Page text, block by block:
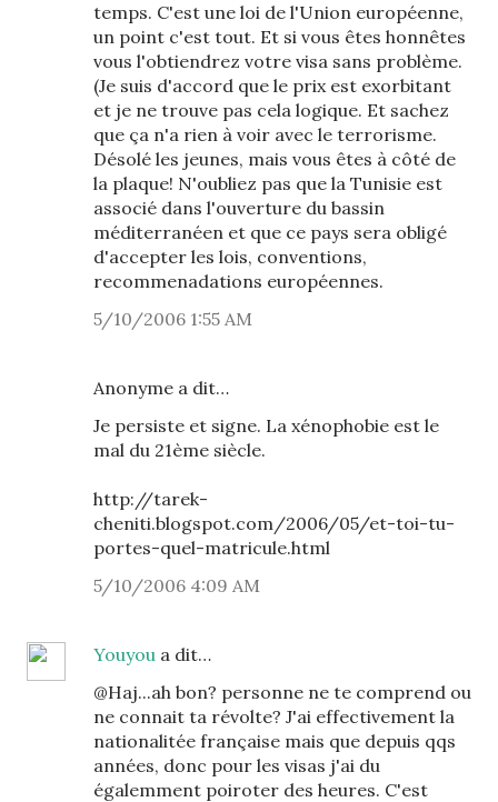
temps. C'est une loi de l'Union européenne,
un point c'est tout. Et si vous êtes honnêtes
vous l'obtiendrez votre visa sans problème.
(Je suis d'accord que le prix est exorbitant
et je ne trouve pas cela logique. Et sachez
que ça n'a rien à voir avec le terrorisme.
Désolé les jeunes, mais vous êtes à côté de
la plaque! N'oubliez pas que la Tunisie est
associé dans l'ouverture du bassin
méditerranéen et que ce pays sera obligé
d'accepter les lois, conventions,
recommenadations européennes.
5/10/2006 1:55 AM
Anonyme a dit…
Je persiste et signe. La xénophobie est le
mal du 21ème siècle.
http://tarek-
cheniti.blogspot.com/2006/05/et-toi-tu-
portes-quel-matricule.html
5/10/2006 4:09 AM
Youyou a dit…
@Haj...ah bon? personne ne te comprend ou
ne connait ta révolte? J'ai effectivement la
nationalitée française mais que depuis qqs
années, donc pour les visas j'ai du
égalemment poiroter des heures. C'est